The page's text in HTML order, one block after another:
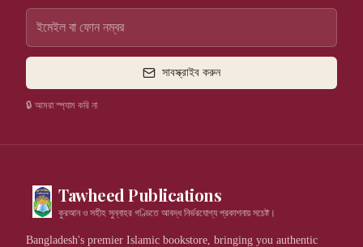
সাবস্ক্রাইব করুন
🔒 আমরা স্প্যাম করি না
Tawheed Publications
কুরআন ও সহীহ সুন্নাহর গণ্ডিতে আবদ্ধ নির্ভরযোগ্য প্রকাশনায় সচেষ্ট।
Bangladesh's premier Islamic bookstore, bringing you authentic